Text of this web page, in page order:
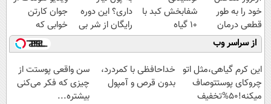
خود را به طور
قطعی درمان
کنید!
◗پرسش‌نامه◖
شفابخش کبد با
10 گیاه
موثر(تخفیف تا
امشب)
داری؟ این دوره
رایگان از شر بی
پولی خلاصت
میکنه
جوان کارتن
خوابی که
میلیاردر شد.
آموزش رایگان
از سراسر وب
این کرم گیاهی،مثل اتو
چروکای پوستتوصاف
میکنه!50%تخفیف
خداحافظی با کمردرد،
بدون قرص و آمپول
سن واقعی پوستت از
چیزی که فکر می‌کنی
بیشتره...